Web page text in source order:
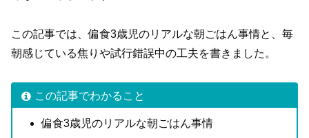
この記事では、偏食3歳児のリアルな朝ごはん事情と、毎
朝感じている焦りや試行錯誤中の工夫を書きました。
この記事でわかること
偏食3歳児のリアルな朝ごはん事情